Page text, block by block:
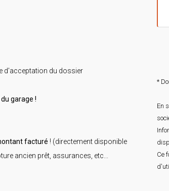
d'acceptation du dossier
garage !
facturé ! (directement disponible
ancien prêt, assurances, etc...
*
En
Ce